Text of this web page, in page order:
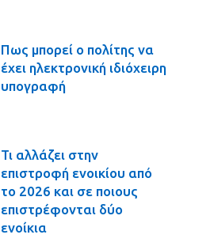
Πως μπορεί ο πολίτης να
έχει ηλεκτρονική ιδιόχειρη
υπογραφή
Τι αλλάζει στην
επιστροφή ενοικίου από
το 2026 και σε ποιους
επιστρέφονται δύο
ενοίκια